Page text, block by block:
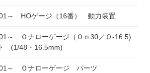
～ HOゲージ（16番） 動力装置
～ Ｏナローゲージ（Ｏｎ30／Ｏ-16.5)
(1/48・16.5mm)
～ Ｏナローゲージ パーツ